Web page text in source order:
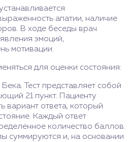
апатии, наличие
В ходе беседы врач
эмоций,
мотивации.
для оценки состояния:
Тест представляет собой
21 пункт. Пациенту
вариант ответа, который
Каждый ответ
количество баллов.
суммируются и, на основании